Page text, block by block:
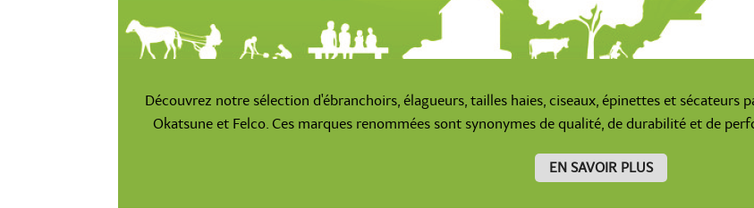
Découvrez notre sélection d'ébranchoirs, élagueurs, tailles haies, ciseaux, épinettes et sécateurs
Okatsune et Felco. Ces marques renommées sont synonymes de qualité, de durabilité et de
EN SAVOIR PLUS